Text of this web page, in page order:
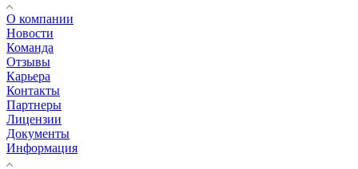
О компании
Новости
Команда
Отзывы
Карьера
Контакты
Партнеры
Лицензии
Документы
Информация